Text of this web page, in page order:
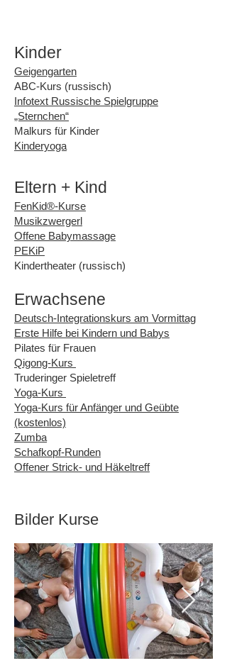
Kinder
Geigengarten
ABC-Kurs (russisch)
Infotext Russische Spielgruppe
„Sternchen“
Malkurs für Kinder
Kinderyoga
Eltern + Kind
FenKid®-Kurse
Musikzwergerl
Offene Babymassage
PEKiP
Kindertheater (russisch)
Erwachsene
Deutsch-Integrationskurs am Vormittag
Erste Hilfe bei Kindern und Babys
Pilates für Frauen
Qigong-Kurs
Truderinger Spieletreff
Yoga-Kurs
Yoga-Kurs für Anfänger und Geübte
(kostenlos)
Zumba
Schafkopf-Runden
Offener Strick- und Häkeltreff
Bilder Kurse